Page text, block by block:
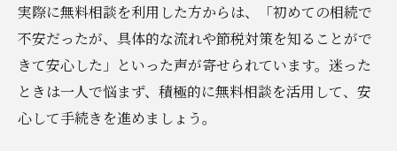
実際に無料相談を利用した方からは、「初めての相続で
不安だったが、具体的な流れや節税対策を知ることがで
きて安心した」といった声が寄せられています。迷った
ときは一人で悩まず、積極的に無料相談を活用して、安
心して手続きを進めましょう。